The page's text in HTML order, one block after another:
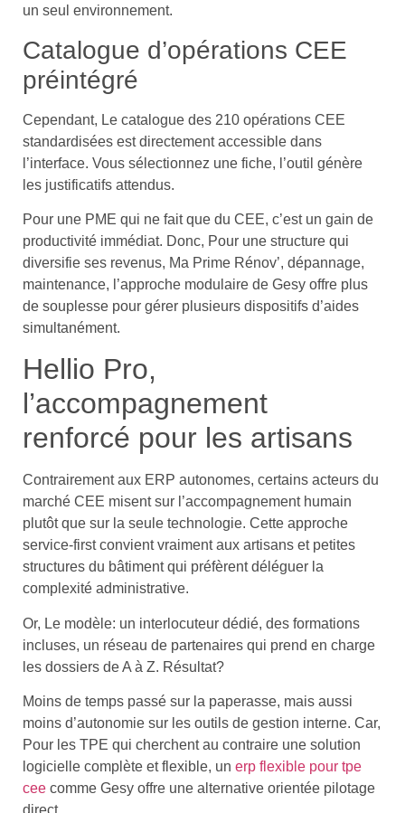
un seul environnement.
Catalogue d’opérations CEE
préintégré
Cependant, Le catalogue des 210 opérations CEE
standardisées est directement accessible dans
l’interface. Vous sélectionnez une fiche, l’outil génère
les justificatifs attendus.
Pour une PME qui ne fait que du CEE, c’est un gain de
productivité immédiat. Donc, Pour une structure qui
diversifie ses revenus, Ma Prime Rénov’, dépannage,
maintenance, l’approche modulaire de Gesy offre plus
de souplesse pour gérer plusieurs dispositifs d’aides
simultanément.
Hellio Pro,
l’accompagnement
renforcé pour les artisans
Contrairement aux ERP autonomes, certains acteurs du
marché CEE misent sur l’accompagnement humain
plutôt que sur la seule technologie. Cette approche
service-first convient vraiment aux artisans et petites
structures du bâtiment qui préfèrent déléguer la
complexité administrative.
Or, Le modèle: un interlocuteur dédié, des formations
incluses, un réseau de partenaires qui prend en charge
les dossiers de A à Z. Résultat?
Moins de temps passé sur la paperasse, mais aussi
moins d’autonomie sur les outils de gestion interne. Car,
Pour les TPE qui cherchent au contraire une solution
logicielle complète et flexible, un erp flexible pour tpe
cee comme Gesy offre une alternative orientée pilotage
direct.